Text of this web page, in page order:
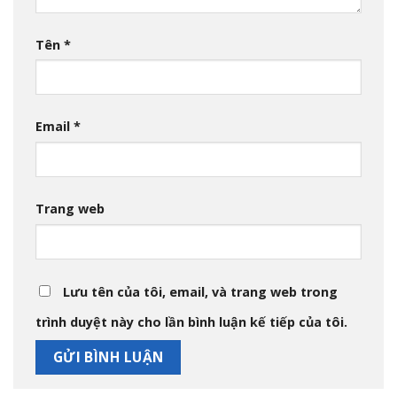
Tên *
Email *
Trang web
Lưu tên của tôi, email, và trang web trong
trình duyệt này cho lần bình luận kế tiếp của tôi.